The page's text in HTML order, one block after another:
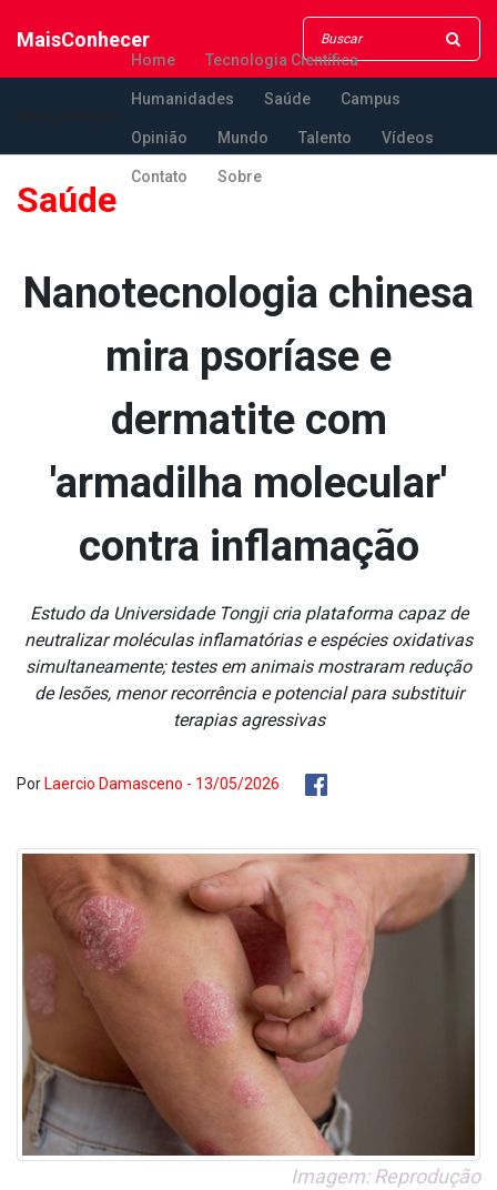
MaisConhecer
Home Tecnologia Científica
Humanidades Saúde Campus
Opinião Mundo Talento Vídeos
Contato Sobre
Saúde
Nanotecnologia chinesa
mira psoríase e
dermatite com
'armadilha molecular'
contra inflamação
Estudo da Universidade Tongji cria plataforma capaz de
neutralizar moléculas inflamatórias e espécies oxidativas
simultaneamente; testes em animais mostraram redução
de lesões, menor recorrência e potencial para substituir
terapias agressivas
Por Laercio Damasceno - 13/05/2026
Imagem: Reprodução